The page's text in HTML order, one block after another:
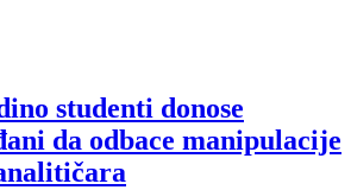
studenti donose
da odbace manipulacije